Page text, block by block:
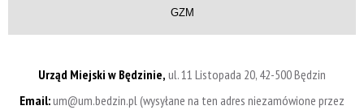
GZM
Urząd Miejski w Będzinie, ul. 11 Listopada 20, 42-500 Będzin
Email:um@um.bedzin.pl (wysyłane na ten adres niezamówione przez